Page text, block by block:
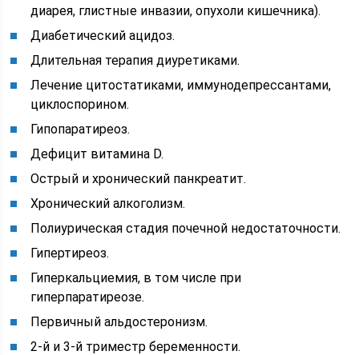
диарея, глистные инвазии, опухоли кишечника).
Диабетический ацидоз.
Длительная терапия диуретиками.
Лечение цитостатиками, иммунодепрессантами,
циклоспорином.
Гипопаратиреоз.
Дефицит витамина D.
Острый и хронический панкреатит.
Хронический алкоголизм.
Полиурическая стадия почечной недостаточности.
Гипертиреоз.
Гиперкальциемия, в том числе при
гиперпаратиреозе.
Первичный альдостеронизм.
2-й и 3-й триместр беременности.